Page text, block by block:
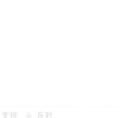
支持 反对